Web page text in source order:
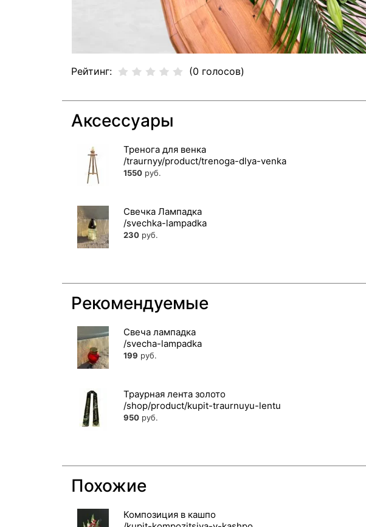
Рейтинг: (0 голосов)
Аксессуары
Тренога для венка
1550 руб.
Свечка Лампадка
230 руб.
Рекомендуемые
Свеча лампадка
199 руб.
Траурная лента золото
950 руб.
Похожие
Композиция в кашпо